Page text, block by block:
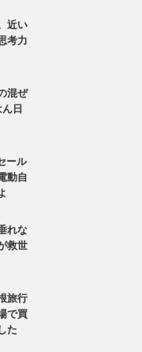
近い
考力
混ぜ
日
ール
動自
れな
救世
旅行
で買
た